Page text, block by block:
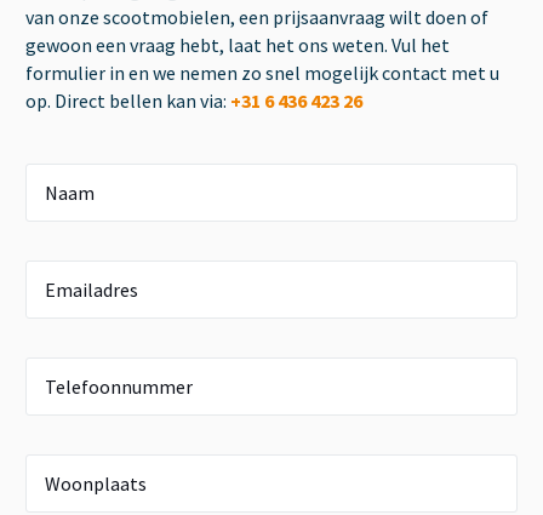
van onze scootmobielen, een prijsaanvraag wilt doen of
gewoon een vraag hebt, laat het ons weten. Vul het
formulier in en we nemen zo snel mogelijk contact met u
op. Direct bellen kan via: +31 6 436 423 26